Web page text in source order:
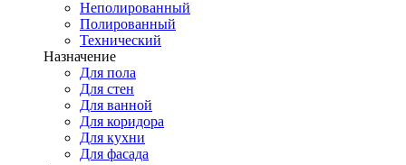
Неполированный
Полированный
Технический
Назначение
Для пола
Для стен
Для ванной
Для коридора
Для кухни
Для фасада